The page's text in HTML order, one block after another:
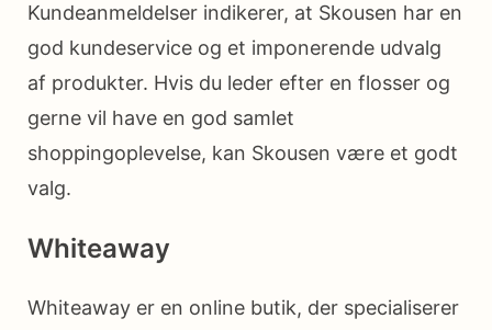
Kundeanmeldelser indikerer, at Skousen har en
god kundeservice og et imponerende udvalg
af produkter. Hvis du leder efter en flosser og
gerne vil have en god samlet
shoppingoplevelse, kan Skousen være et godt
valg.
Whiteaway
Whiteaway er en online butik, der specialiserer